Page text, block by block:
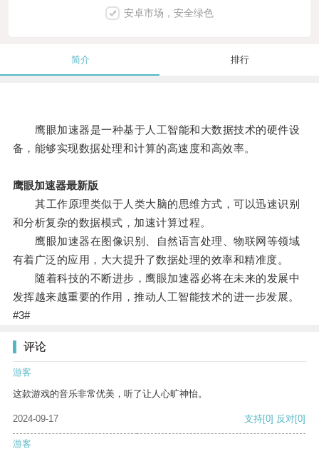
安卓市场，安全绿色
简介 排行
鹰眼加速器是一种基于人工智能和大数据技术的硬件设
备，能够实现数据处理和计算的高速度和高效率。
鹰眼加速器最新版
其工作原理类似于人类大脑的思维方式，可以迅速识别
和分析复杂的数据模式，加速计算过程。
鹰眼加速器在图像识别、自然语言处理、物联网等领域
有着广泛的应用，大大提升了数据处理的效率和精准度。
随着科技的不断进步，鹰眼加速器必将在未来的发展中
发挥越来越重要的作用，推动人工智能技术的进一步发展。
#3#
评论
游客
这款游戏的音乐非常优美，听了让人心旷神怡。
2024-09-17 支持[0] 反对[0]
游客